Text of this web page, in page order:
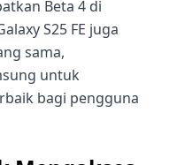
Beta 4 di
S25 FE juga
sama,
untuk
bagi pengguna